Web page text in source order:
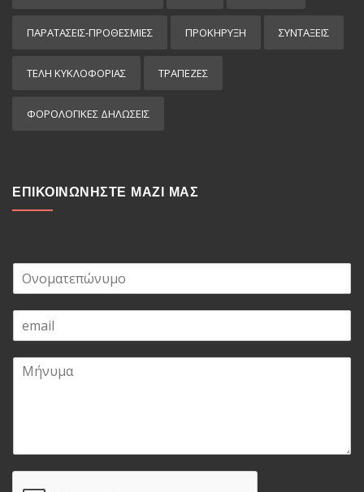
ΠΑΡΑΤΑΣΕΙΣ-ΠΡΟΘΕΣΜΙΕΣ ΠΡΟΚΉΡΥΞΗ ΣΥΝΤΑΞΕΙΣ
ΤΕΛΗ ΚΥΚΛΟΦΟΡΙΑΣ ΤΡΑΠΕΖΕΣ
ΦΟΡΟΛΟΓΙΚΕΣ ΔΗΛΩΣΕΙΣ
ΕΠΙΚΟΙΝΩΝΗΣΤΕ ΜΑΖΙ ΜΑΣ
Ο
E
m
Μ